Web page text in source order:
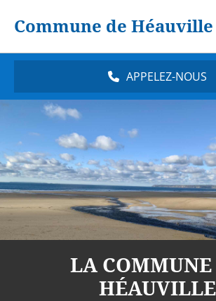
Commune de Héauville
APPELEZ-NOUS
LA COMMUNE
HÉAUVILLE